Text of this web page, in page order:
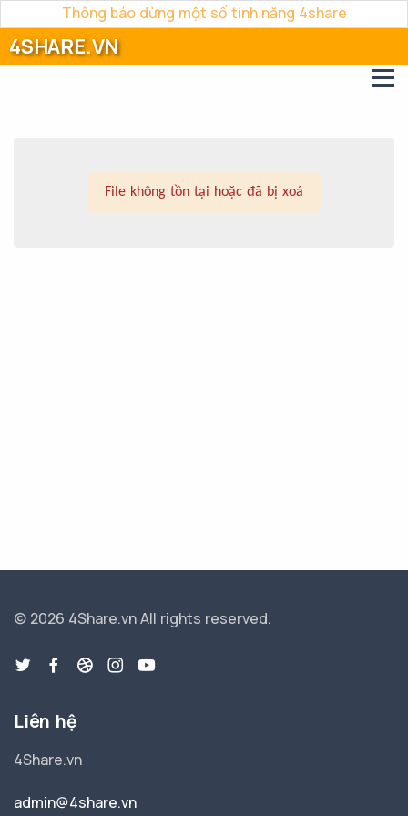
Thông báo dừng một số tính năng 4share
4SHARE.VN
File không tồn tại hoặc đã bị xoá
© 2026 4Share.vnAll rights reserved.
Liên hệ
4Share.vn
admin@4share.vn